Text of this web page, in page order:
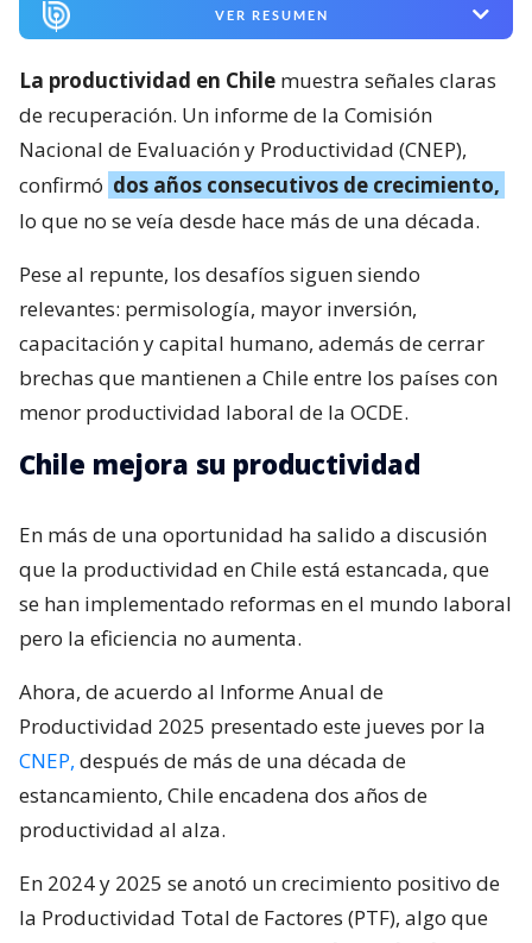
VER RESUMEN
La productividad en Chile muestra señales claras
de recuperación. Un informe de la Comisión
Nacional de Evaluación y Productividad (CNEP),
confirmó dos años consecutivos de crecimiento,
lo que no se veía desde hace más de una década.
Pese al repunte, los desafíos siguen siendo
relevantes: permisología, mayor inversión,
capacitación y capital humano, además de cerrar
brechas que mantienen a Chile entre los países con
menor productividad laboral de la OCDE.
Chile mejora su productividad
En más de una oportunidad ha salido a discusión
que la productividad en Chile está estancada, que
se han implementado reformas en el mundo laboral
pero la eficiencia no aumenta.
Ahora, de acuerdo al Informe Anual de
Productividad 2025 presentado este jueves por la
CNEP, después de más de una década de
estancamiento, Chile encadena dos años de
productividad al alza.
En 2024 y 2025 se anotó un crecimiento positivo de
la Productividad Total de Factores (PTF), algo que